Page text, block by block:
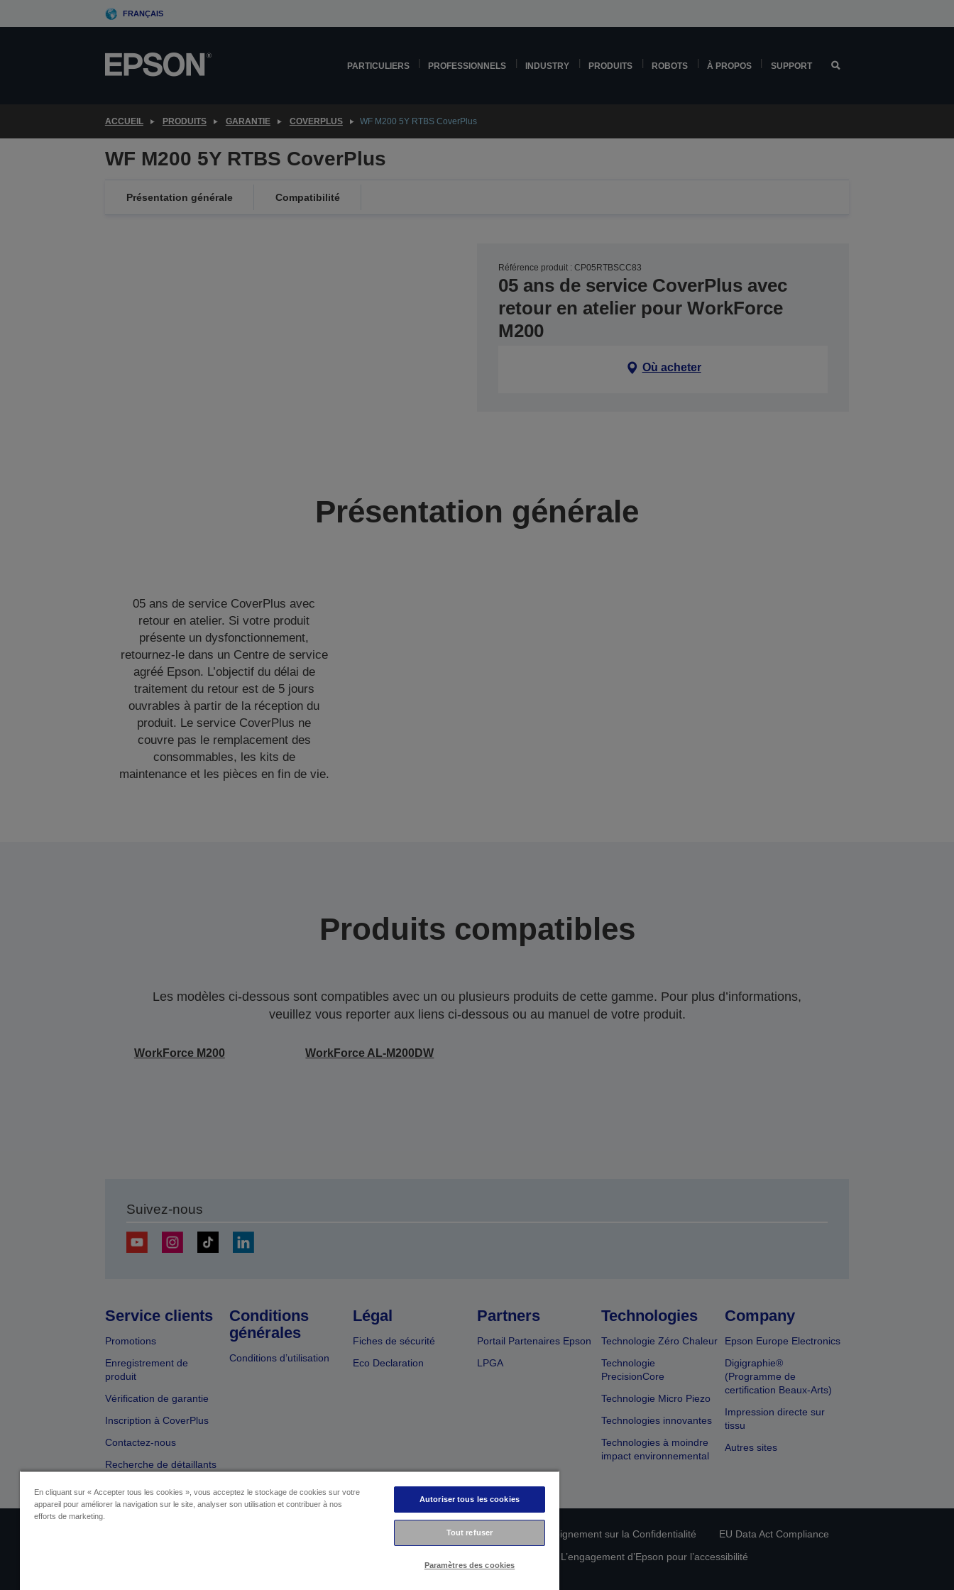
to
FRANÇAIS
PARTICULIERS PROFESSIONNELS INDUSTRY PRODUITS ROBOTS À PROPOS SUPPORT
ACCUEIL PRODUITS GARANTIE COVERPLUS WF M200 5Y RTBS CoverPlus
WF M200 5Y RTBS CoverPlus
Présentation générale Compatibilité
Référence produit : CP05RTBSCC83
05 ans de service CoverPlus avec
retour en atelier pour WorkForce
M200
Où acheter
Présentation générale
05 ans de service CoverPlus avec
retour en atelier. Si votre produit
présente un dysfonctionnement,
retournez-le dans un Centre de service
agréé Epson. L’objectif du délai de
traitement du retour est de 5 jours
ouvrables à partir de la réception du
produit. Le service CoverPlus ne
couvre pas le remplacement des
consommables, les kits de
maintenance et les pièces en fin de vie.
Produits compatibles
Les modèles ci-dessous sont compatibles avec un ou plusieurs produits de cette gamme. Pour plus d’informations,
veuillez vous reporter aux liens ci-dessous ou au manuel de votre produit.
WorkForce M200 WorkForce AL-M200DW
Suivez-nous
Service clients
Promotions
Enregistrement de
produit
Vérification de garantie
Inscription à CoverPlus
Contactez-nous
Recherche de détaillants
Conditions
générales
Conditions d’utilisation
Légal
Fiches de sécurité
Eco Declaration
Partners
Portail Partenaires Epson
LPGA
Technologies
Technologie Zéro Chaleur
Technologie
PrecisionCore
Technologie Micro Piezo
Technologies innovantes
Technologies à moindre
impact environnemental
Company
Epson Europe Electronics
Digigraphie®
(Programme de
certification Beaux-Arts)
Impression directe sur
tissu
Autres sites
Déclaration de Renseignement sur la Confidentialité
EU Data Act Compliance
L’engagement d’Epson pour l’accessibilité
En cliquant sur « Accepter tous les cookies », vous acceptez le stockage de cookies sur votre
appareil pour améliorer la navigation sur le site, analyser son utilisation et contribuer à nos
efforts de marketing.
Autoriser tous les cookies
Tout refuser
Paramètres des cookies